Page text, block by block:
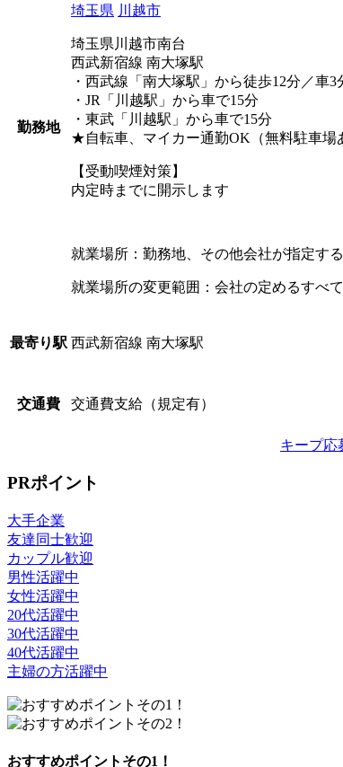
勤務地
埼玉県 川越市
埼玉県川越市南台
西武新宿線 南大塚駅
・西武線「南大塚駅」から徒歩12分／車3
・JR「川越駅」から車で15分
・東武「川越駅」から車で15分
★自転車、マイカー通勤OK（無料駐車場
【受動喫煙対策】
内定時までに開示します
就業場所：勤務地、その他会社が指定す
就業場所の変更範囲：会社の定めるすべ
最寄り駅 西武新宿線 南大塚駅
交通費 交通費支給（規定有）
キープ応
PRポイント
大手企業
友達同士歓迎
カップル歓迎
男性活躍中
女性活躍中
20代活躍中
30代活躍中
40代活躍中
主婦の方活躍中
おすすめポイントその1！